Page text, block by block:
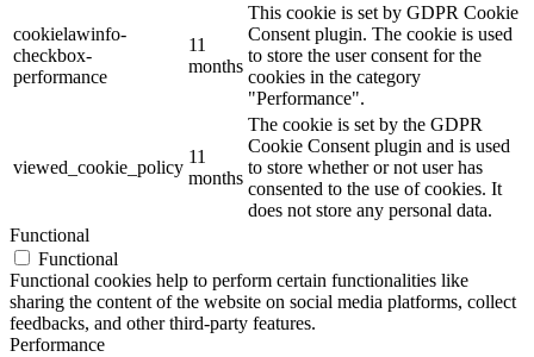
cookielawinfo-
checkbox-
performance
11
months
This cookie is set by GDPR Cookie
Consent plugin. The cookie is used
to store the user consent for the
cookies in the category
"Performance".
viewed_cookie_policy
11
months
The cookie is set by the GDPR
Cookie Consent plugin and is used
to store whether or not user has
consented to the use of cookies. It
does not store any personal data.
Functional
Functional
Functional cookies help to perform certain functionalities like
sharing the content of the website on social media platforms, collect
feedbacks, and other third-party features.
Performance